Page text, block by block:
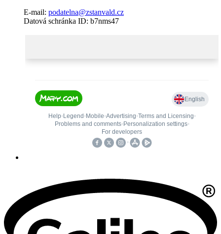
E-mail: podatelna@zstanvald.cz
Datová schránka ID: b7nms47